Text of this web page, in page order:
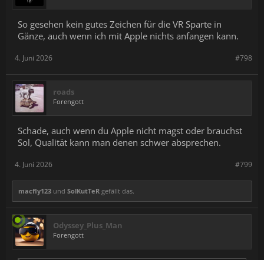
So gesehen kein gutes Zeichen für die VR Sparte in
Gänze, auch wenn ich mit Apple nichts anfangen kann.
#798
4. Juni 2026
roads
Forengott
Schade, auch wenn du Apple nicht magst oder brauchst
Sol, Qualität kann man denen schwer absprechen.
#799
4. Juni 2026
macfly123 und SolKutTeR gefällt das.
Odyssey_Plus_Man
Forengott